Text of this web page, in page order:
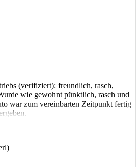
(verifiziert): freundlich, rasch,
wie gewohnt pünktlich, rasch und
war zum vereinbarten Zeitpunkt fertig